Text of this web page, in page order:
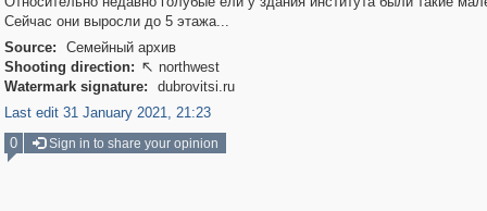
Сейчас они выросли до 5 этажа...
Source:
Семейный архив
Shooting direction:  northwest
Watermark signature:
dubrovitsi.ru
Last edit 31 January 2021, 21:23
0
Sign in to share your opinion